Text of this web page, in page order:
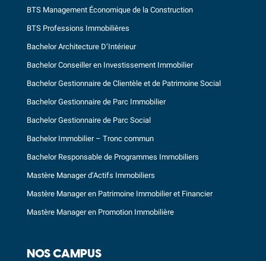
BTS Management Économique de la Construction
BTS Professions Immobilières
Bachelor Architecture D’Intérieur
Bachelor Conseiller en Investissement Immobilier
Bachelor Gestionnaire de Clientèle et de Patrimoine Social
Bachelor Gestionnaire de Parc Immobilier
Bachelor Gestionnaire de Parc Social
Bachelor Immobilier – Tronc commun
Bachelor Responsable de Programmes Immobiliers
Mastère Manager d’Actifs Immobiliers
Mastère Manager en Patrimoine Immobilier et Financier
Mastère Manager en Promotion Immobilière
NOS CAMPUS